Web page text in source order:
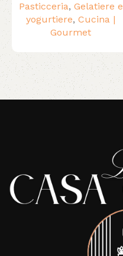
Pasticceria, Gelatiere e
yogurtiere, Cucina |
Gourmet
Read More